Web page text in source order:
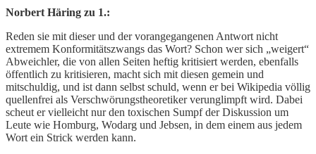
Norbert Häring zu 1.:
Reden sie mit dieser und der vorangegangenen Antwort nicht
extremem Konformitätszwangs das Wort? Schon wer sich „weigert“
Abweichler, die von allen Seiten heftig kritisiert werden, ebenfalls
öffentlich zu kritisieren, macht sich mit diesen gemein und
mitschuldig, und ist dann selbst schuld, wenn er bei Wikipedia völlig
quellenfrei als Verschwörungstheoretiker verunglimpft wird. Dabei
scheut er vielleicht nur den toxischen Sumpf der Diskussion um
Leute wie Homburg, Wodarg und Jebsen, in dem einem aus jedem
Wort ein Strick werden kann.